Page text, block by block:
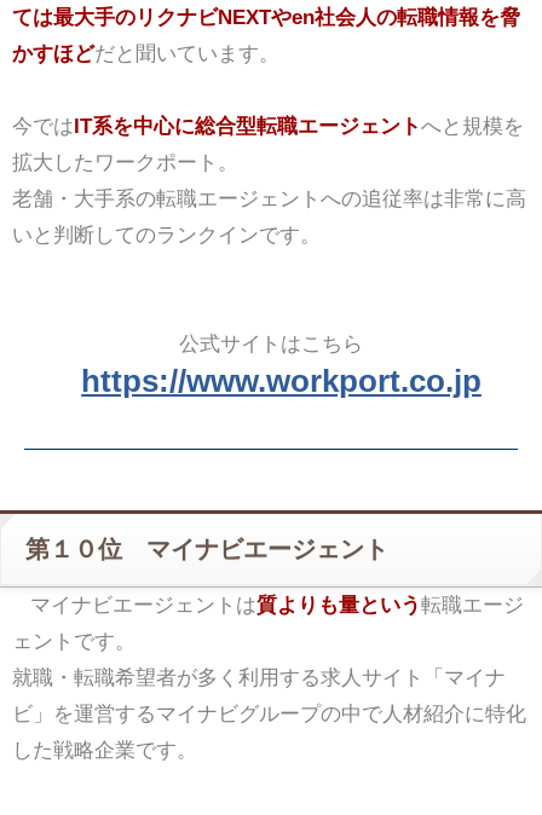
ては最大手のリクナビNEXTやen社会人の転職情報を脅
かすほどだと聞いています。
今ではIT系を中心に総合型転職エージェントへと規模を
拡大したワークポート。
老舗・大手系の転職エージェントへの追従率は非常に高
いと判断してのランクインです。
公式サイトはこちら
https://www.workport.co.jp
第１０位 マイナビエージェント
マイナビエージェントは質よりも量という転職エージ
ェントです。
就職・転職希望者が多く利用する求人サイト「マイナ
ビ」を運営するマイナビグループの中で人材紹介に特化
した戦略企業です。